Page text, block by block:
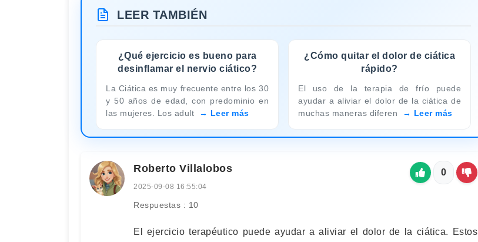
LEER TAMBIÉN
¿Qué ejercicio es bueno para
desinflamar el nervio ciático?
La Ciática es muy frecuente entre los 30
y 50 años de edad, con predominio en
las mujeres. Los adult
Leer más
¿Cómo quitar el dolor de ciática
rápido?
El uso de la terapia de frío puede
ayudar a aliviar el dolor de la ciática de
muchas maneras diferen
Leer más
Roberto Villalobos
2025-09-08 16:55:04
Respuestas : 10
0
El ejercicio terapéutico puede ayudar a aliviar el dolor de la ciática. Estos